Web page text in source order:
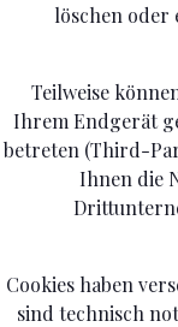
löschen oder
Teilweise
Ihrem Endgerät
betreten (Third-
Ihnen die
Cookies haben
sind technisch